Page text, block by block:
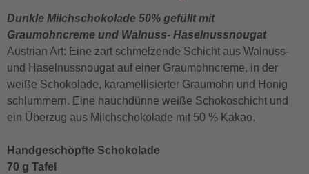
Dunkle Milchschokolade 50% gefüllt mit
Graumohncreme und Walnuss- Haselnussnougat
Austrian Art: Eine zart schmelzende Schicht aus Walnuss-
und Haselnussnougat auf einer Graumohncreme, in der
weiße Schokolade, karamellisierter Graumohn und Honig
schlummern. Eine hauchdünne weiße Schokoschicht und
ein Überzug aus Milchschokolade mit 50 % Kakao.
Handgeschöpfte Schokolade
70 g Tafel